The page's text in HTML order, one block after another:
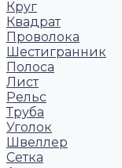
Круг
Квадрат
Проволока
Шестигранник
Полоса
Лист
Рельс
Труба
Уголок
Швеллер
Сетка